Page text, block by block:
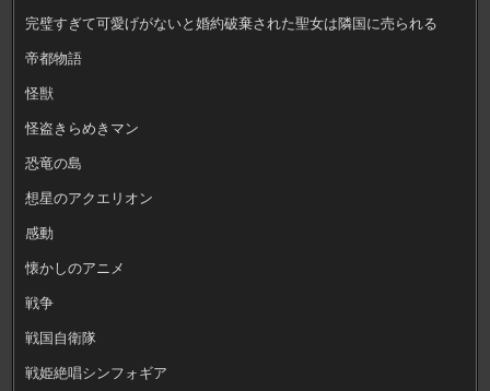
完璧すぎて可愛げがないと婚約破棄された聖女は隣国に売られる
帝都物語
怪獣
怪盗きらめきマン
恐竜の島
想星のアクエリオン
感動
懐かしのアニメ
戦争
戦国自衛隊
戦姫絶唱シンフォギア